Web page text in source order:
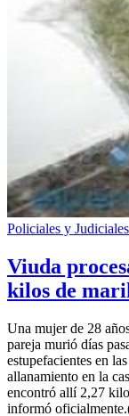
Policiales y Judiciales
Viuda
kilos de
Una mujer de 28
pareja murió días
estupefacientes en
allanamiento en la
encontró allí 2,27
informó